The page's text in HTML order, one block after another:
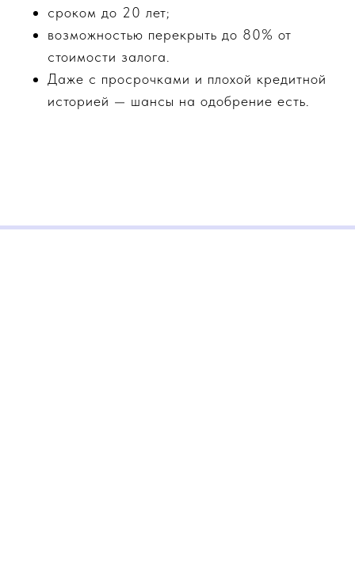
сроком до 20 лет;
возможностью перекрыть до 80% от
стоимости залога.
Даже с просрочками и плохой кредитной
историей — шансы на одобрение есть.